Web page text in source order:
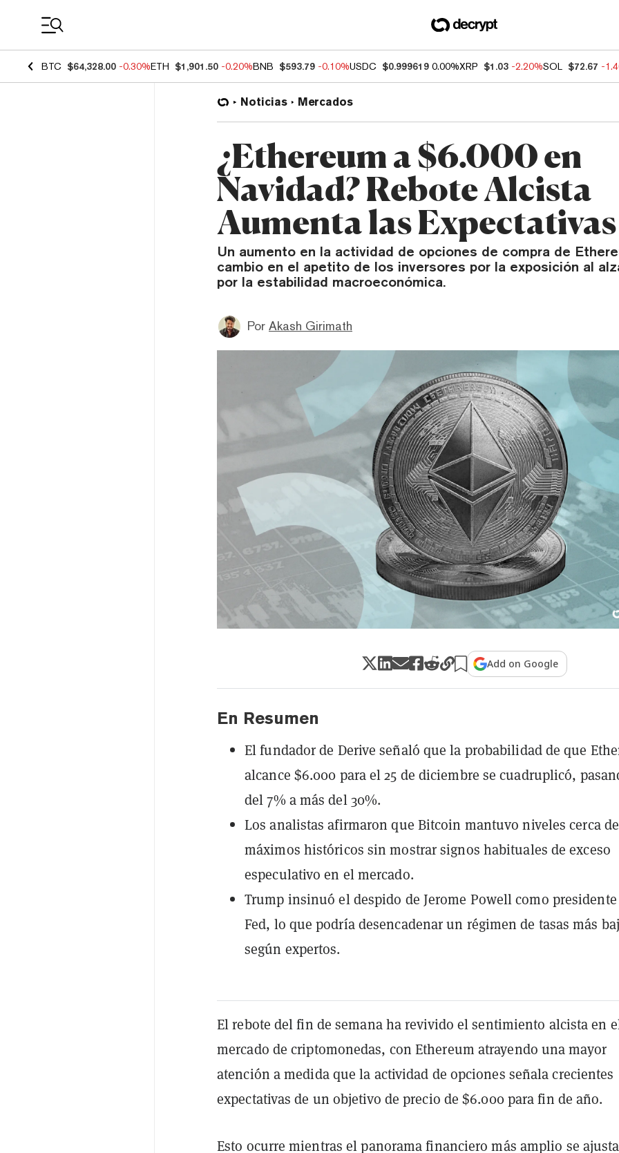
BTC $64,328.00 -0.30%ETH $1,901.50 -0.20%BNB $593.79 -0.10%USDC $0.999619 0.00%XRP $1.03 -2.20%SOL $72.67 -
Noticias Mercados
¿Ethereum a $6.000 en
Navidad? Rebote Alcista
Aumenta las Expectativas
Un aumento en la actividad de opciones de compra de
cambio en el apetito de los inversores por la exposición al
por la estabilidad macroeconómica.
Por Akash Girimath
Add on Google
En Resumen
El fundador de Derive señaló que la probabilidad de que
alcance $6.000 para el 25 de diciembre se cuadruplicó,
del 7% a más del 30%.
Los analistas afirmaron que Bitcoin mantuvo niveles cerca de
máximos históricos sin mostrar signos habituales de exceso
especulativo en el mercado.
Trump insinuó el despido de Jerome Powell como
Fed, lo que podría desencadenar un régimen de tasas más
según expertos.
El rebote del fin de semana ha revivido el sentimiento alcista en
mercado de criptomonedas, con Ethereum atrayendo una mayor
atención a medida que la actividad de opciones señala crecientes
expectativas de un objetivo de precio de $6.000 para fin de año.
Esto ocurre mientras el panorama financiero más amplio se